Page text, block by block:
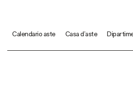
Calendario aste Casa d'aste